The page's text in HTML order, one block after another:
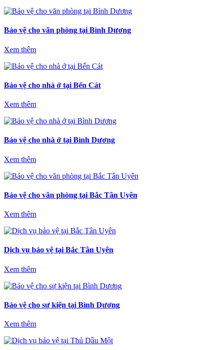
Bảo vệ cho văn phòng tại Bình Dương
Xem thêm
Bảo vệ cho nhà ở tại Bến Cát
Xem thêm
Bảo vệ cho nhà ở tại Bình Dương
Xem thêm
Bảo vệ cho văn phòng tại Bắc Tân Uyên
Xem thêm
Dịch vụ bảo vệ tại Bắc Tân Uyên
Xem thêm
Bảo vệ cho sự kiện tại Bình Dương
Xem thêm